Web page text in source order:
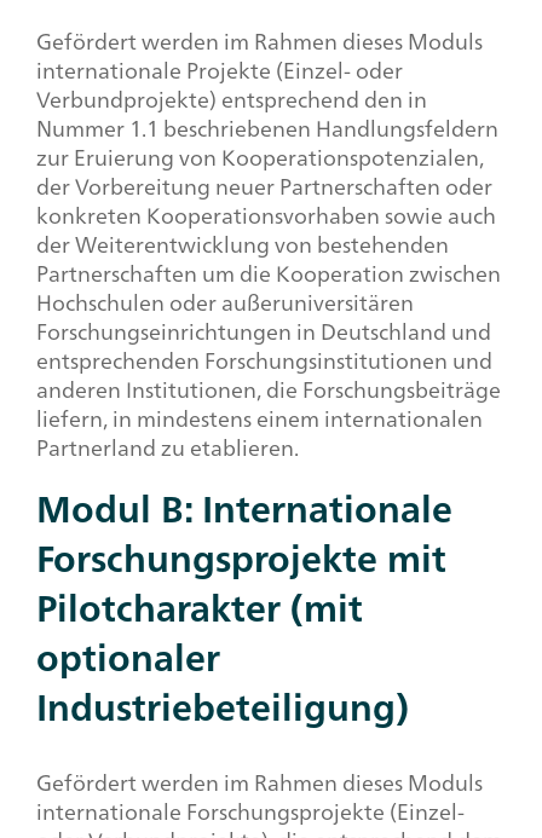
Gefördert werden im Rahmen dieses Moduls
internationale Projekte (Einzel- oder
Verbundprojekte) entsprechend den in
Nummer 1.1 beschriebenen Handlungsfeldern
zur Eruierung von Kooperationspotenzialen,
der Vorbereitung neuer Partnerschaften oder
konkreten Kooperationsvorhaben sowie auch
der Weiterentwicklung von bestehenden
Partnerschaften um die Kooperation zwischen
Hochschulen oder außeruniversitären
Forschungseinrichtungen in Deutschland und
entsprechenden Forschungsinstitutionen und
anderen Institutionen, die Forschungsbeiträge
liefern, in mindestens einem internationalen
Partnerland zu etablieren.
Modul B: Internationale
Forschungsprojekte mit
Pilotcharakter (mit
optionaler
Industriebeteiligung)
Gefördert werden im Rahmen dieses Moduls
internationale Forschungsprojekte (Einzel-